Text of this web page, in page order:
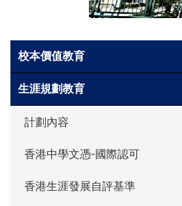
環球探
入學申
學生園
Side
Meun
校本價值教育
生涯規劃教育
計劃內容
香港中學文憑-國際認可
香港生涯發展自評基準